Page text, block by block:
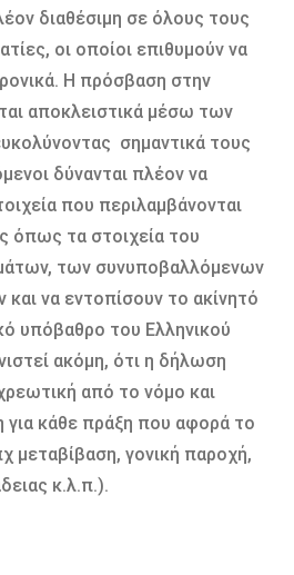
διαθέσιμη σε όλους τους
οι οποίοι επιθυμούν να
Η πρόσβαση στην
αποκλειστικά μέσω των
σημαντικά τους
δύνανται πλέον να
που περιλαμβάνονται
όπως τα στοιχεία του
των συνυποβαλλόμενων
να εντοπίσουν το ακίνητό
υπόβαθρο του Ελληνικού
ακόμη, ότι η δήλωση
από το νόμο και
κάθε πράξη που αφορά το
μεταβίβαση, γονική παροχή,
κ.λ.π.).